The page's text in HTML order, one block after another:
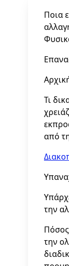
Ποια
Τι
από
την
Πόσος
την